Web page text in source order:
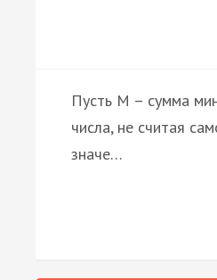
Пусть M – сумма
числа, не считая
значе…